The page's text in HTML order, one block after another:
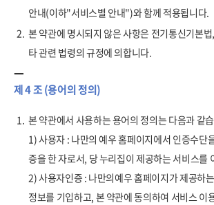
안내(이하"서비스별 안내")와 함께 적용됩니다.
2. 본 약관에 명시되지 않은 사항은 전기통신기본
타 관련 법령의 규정에 의합니다.
제 4 조 (용어의 정의)
1. 본 약관에서 사용하는 용어의 정의는 다음과 같
1) 사용자 : 나만의 예우 홈페이지에서 인증수단
증을 한 자로서, 당 누리집이 제공하는 서비스를
2) 사용자인증 : 나만의예우 홈페이지가 제공하
정보를 기입하고, 본 약관에 동의하여 서비스 이